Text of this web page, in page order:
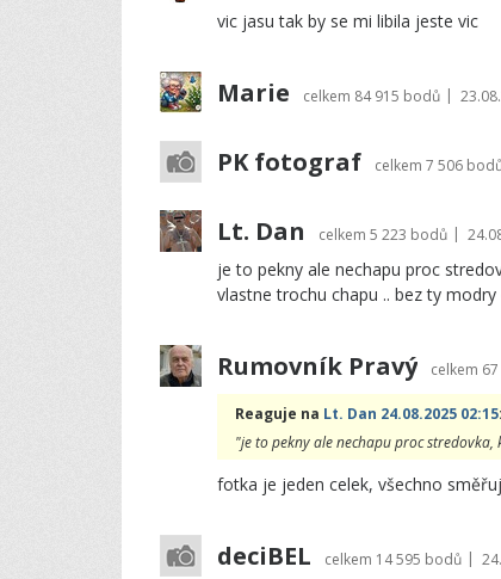
vic jasu tak by se mi libila jeste vic
Marie celkem 84 915 bodů |
PK fotograf celkem 7 506
Lt. Dan celkem 5 223 bodů |
je to pekny ale nechapu proc
vlastne trochu chapu .. bez ty
Rumovník Pravý celkem
Reaguje na Lt. Dan 24.08.2025 02:15:
"je to pekny ale nechapu proc stredovka,
fotka je jeden celek, všechno
deciBEL celkem 14 595 bodů |